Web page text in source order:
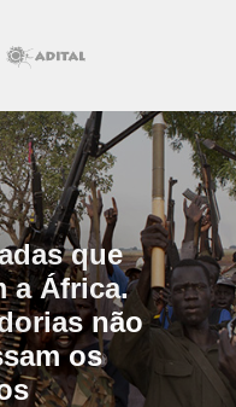
que
a África.
não
os